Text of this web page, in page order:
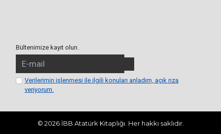
Bültenimize kayıt olun.
Verilerimin işlenmesi ile ilgili konuları anladım, açık rıza
veriyorum.
© 2026 İBB Atatürk Kitaplığı. Her hakkı saklıdır.